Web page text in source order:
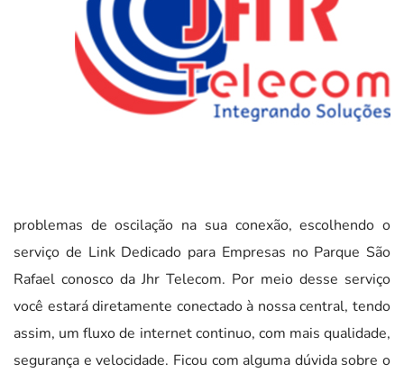
problemas de oscilação na sua conexão, escolhendo o
serviço de Link Dedicado para Empresas no Parque São
Rafael conosco da Jhr Telecom. Por meio desse serviço
você estará diretamente conectado à nossa central, tendo
assim, um fluxo de internet continuo, com mais qualidade,
segurança e velocidade. Ficou com alguma dúvida sobre o